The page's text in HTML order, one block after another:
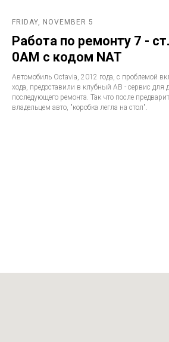
FRIDAY, NOVEMBER 5
Работа по ремонту 7 -
0AM с кодом NAT
Автомобиль Octavia, 2012 года, с проблемой
хода, предоставили в клубный АВ - сервис для
последующего ремонта. Так что после
владельцем авто, "коробка легла на стол".